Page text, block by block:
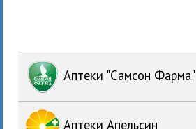
Аптеки "Самсон Фарма"
Аптеки Апельсин